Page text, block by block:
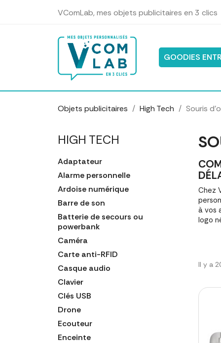
VComLab, mes objets publicitaires en 3 clics
GOODIES
Objets publicitaires High Tech Souris
HIGH TECH
Adaptateur
Alarme personnelle
Ardoise numérique
Barre de son
Batterie de secours ou
powerbank
Caméra
Carte anti-RFID
Casque audio
Clavier
Clés USB
Drone
Ecouteur
Enceinte
Chez
à vos
logo
Il y a